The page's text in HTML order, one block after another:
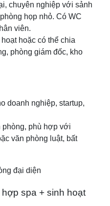
chuyên nghiệp với sảnh
họp nhỏ. Có WC
viên.
hoặc có thể chia
phòng giám đốc, kho
doanh nghiệp, startup,
phòng, phù hợp với
văn phòng luật, bất
spa + sinh hoạt